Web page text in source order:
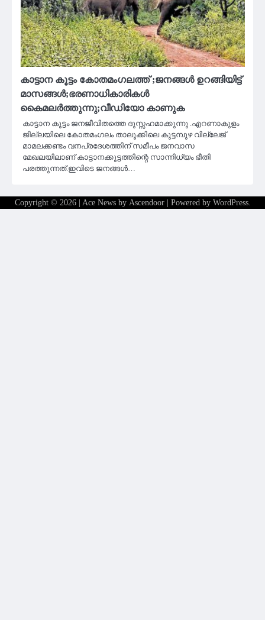
കാട്ടാന കൂട്ടം കോതമംഗലത്ത് ;ജനങ്ങൾ ഉറങ്ങിയിട്ട്
മാസങ്ങൾ;ഭരണാധികാരികൾ
കൈമലർത്തുന്നു;വീഡിയോ കാണുക
കാട്ടാന കൂട്ടം ജനജീവിതത്തെ ദുസ്സഹമാക്കുന്നു .എറണാകുളം
ജില്ലയിലെ കോതമംഗലം താലൂക്കിലെ കുട്ടമ്പുഴ വില്ലേജ്
മാമലക്കണ്ടം വനപ്രദേശത്തിന് സമീപം ജനവാസ
മേഖലയിലാണ് കാട്ടാനക്കൂട്ടത്തിന്റെ സാന്നിധ്യം ഭീതി
പരത്തുന്നത്.ഇവിടെ ജനങ്ങൾ…
Copyright © 2026 | Ace News by Ascendoor| Powered by WordPress.